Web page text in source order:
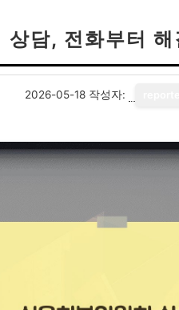
상담, 전화부터
2026-05-18 작성자: